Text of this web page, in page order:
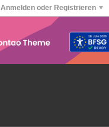
Anmelden oder Registrieren